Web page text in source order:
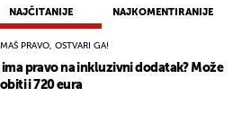
NAJČITANIJE NAJKOMENTIRANIJE
IMAŠ PRAVO, OSTVARI GA!
ima pravo na inkluzivni dodatak? Može
i 720 eura